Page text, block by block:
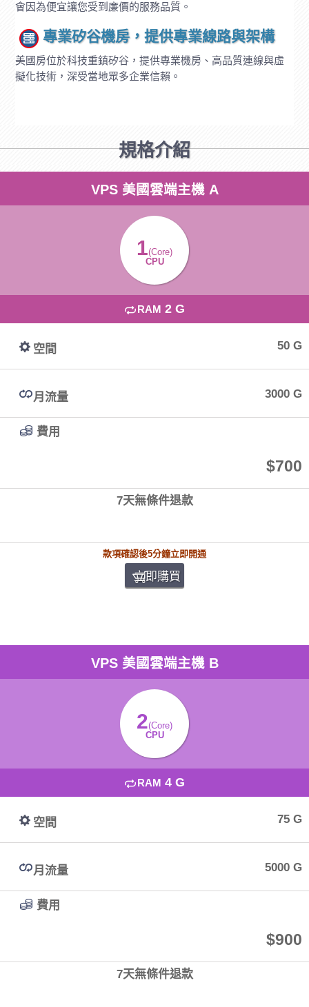
會因為便宜讓您受到廉價的服務品質。
專業矽谷機房，提供專業線路與架構
美國房位於科技重鎮矽谷，提供專業機房、高品質連線與虛
擬化技術，深受當地眾多企業信賴。
規格介紹
VPS 美國雲端主機 A
1(Core)
CPU
RAM 2 G
空間 50 G
月流量 3000 G
費用
$700
7天無條件退款
款項確認後5分鐘立即開通
立即購買
VPS 美國雲端主機 B
2(Core)
CPU
RAM 4 G
空間 75 G
月流量 5000 G
費用
$900
7天無條件退款